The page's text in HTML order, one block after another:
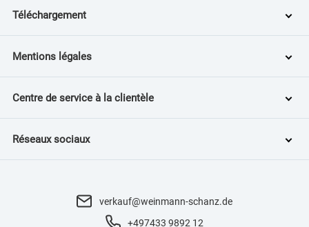
Téléchargement
Mentions légales
Centre de service à la clientèle
Réseaux sociaux
verkauf@weinmann-schanz.de
+497433 9892 12